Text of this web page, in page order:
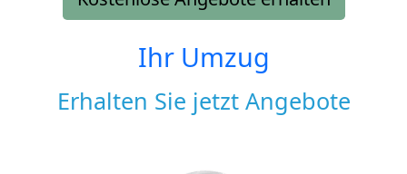
Ihr Umzug
Erhalten Sie jetzt Angebote